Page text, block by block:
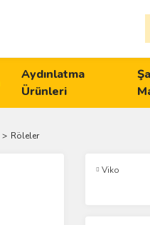
Aydınlatma
Ürünleri
Röleler
Viko